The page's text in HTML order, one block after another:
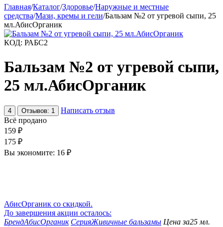
Главная/Каталог/Здоровье/Наружные и местные
средства/Мази, кремы и гели/Бальзам №2 от угревой сыпи, 25
мл.АбисОрганик
КОД: РАБС2
Бальзам №2 от угревой сыпи,
25 мл.АбисОрганик
4 Отзывов: 1
Написать отзыв
Всё продано
159 ₽
175 ₽
Вы экономите: 16 ₽
АбисОрганик со скидкой.
До завершения акции осталось:
БрендАбисОрганик СерияЖивичные бальзамы Цена за25 мл.